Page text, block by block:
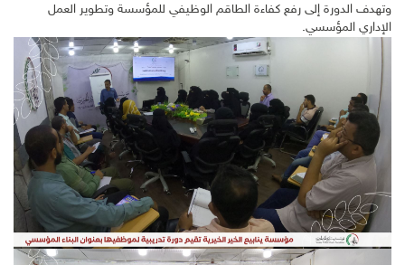
وتهدف الدورة إلى رفع كفاءة الطاقم الوظيفي للمؤسسة وتطوير العمل
الإداري المؤسسي.